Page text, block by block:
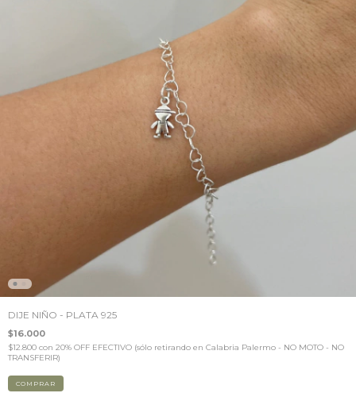
DIJE NIÑO - PLATA 925
$16.000
$12.800 con 20% OFF EFECTIVO (sólo retirando en Calabria Palermo - NO MOTO - NO
TRANSFERIR)